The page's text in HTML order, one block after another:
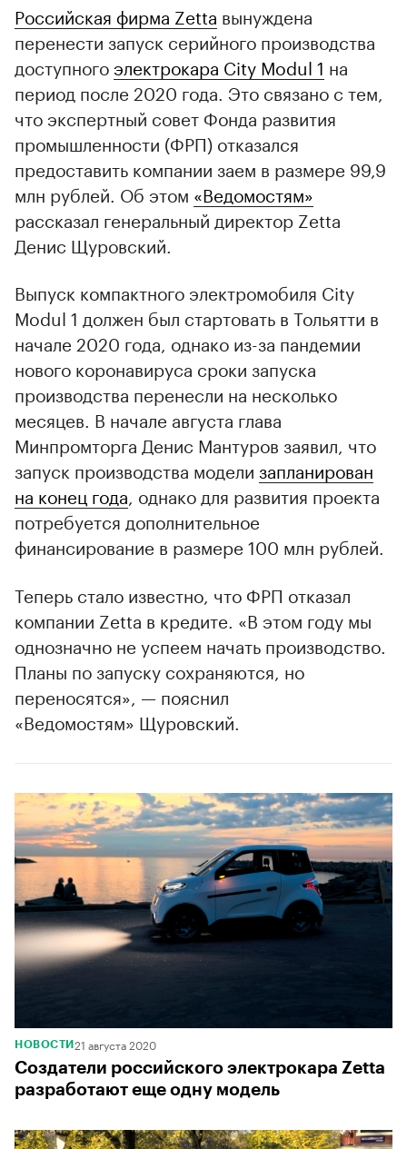
Российская фирма Zetta вынуждена
перенести запуск серийного производства
доступногоэлектрокара City Modul 1 на
период после 2020 года. Это связано с тем,
что экспертный совет Фонда развития
промышленности (ФРП) отказался
предоставить компании заем в размере 99,9
млн рублей. Об этом «Ведомостям»
рассказал генеральный директор Zetta
Денис Щуровский.
Выпуск компактного электромобиля City
Modul 1 должен был стартовать в Тольятти в
начале 2020 года, однако из-за пандемии
нового коронавируса сроки запуска
производства перенесли на несколько
месяцев. В начале августа глава
Минпромторга Денис Мантуров заявил, что
запуск производства модели запланирован
на конец года , однако для развития проекта
потребуется дополнительное
финансирование в размере 100 млн рублей.
Теперь стало известно, что ФРП отказал
компании Zetta в кредите. «В этом году мы
однозначно не успеем начать производство.
Планы по запуску сохраняются, но
переносятся», — пояснил
«Ведомостям» Щуровский.
НОВОСТИ 21 августа 2020
Создатели российского электрокара Zetta
разработают еще одну модель